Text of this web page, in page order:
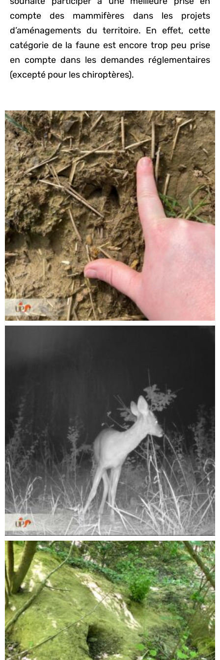
rongeurs) ou les macro-
mammifères (régulation des
sangliers, réduction des collisions
routières…). De nombreux
mammifères étant
particulièrement timides ; il est
complexe d’effectuer un
inventaire simplement à vue.
L’ouïe peut – quant à elle – être
utilisée en période de
reproduction en fonction des
espèces-cibles (le brâme pour le
cerf élaphe, l’aboiement pour le
chevreuil européen, le
glapissement pour le renard
roux…).
compte des mammifères dans les projets
d’aménagements du territoire. En effet, cette
catégorie de la faune est encore trop peu prise
en compte dans les demandes réglementaires
(excepté pour les chiroptères).